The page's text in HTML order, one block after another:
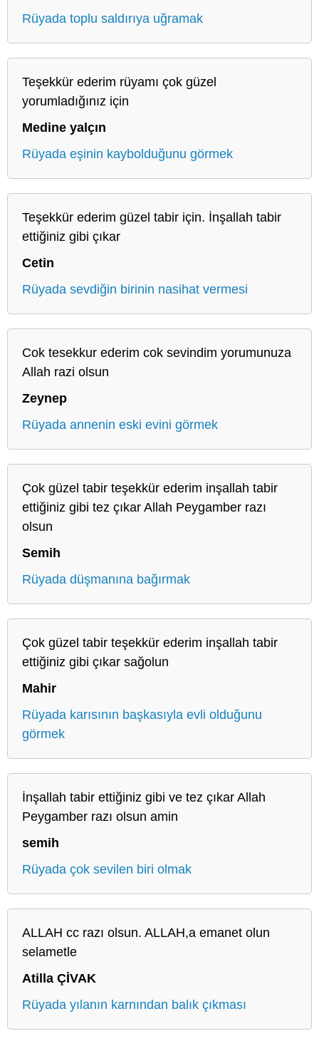
Rüyada toplu saldırıya uğramak
Teşekkür ederim rüyamı çok güzel
yorumladığınız için
Medine yalçın
Rüyada eşinin kaybolduğunu görmek
Teşekkür ederim güzel tabir için. İnşallah tabir
ettiğiniz gibi çıkar
Cetin
Rüyada sevdiğin birinin nasihat vermesi
Cok tesekkur ederim cok sevindim yorumunuza
Allah razi olsun
Zeynep
Rüyada annenin eski evini görmek
Çok güzel tabir teşekkür ederim inşallah tabir
ettiğiniz gibi tez çıkar Allah Peygamber razı
olsun
Semih
Rüyada düşmanına bağırmak
Çok güzel tabir teşekkür ederim inşallah tabir
ettiğiniz gibi çıkar sağolun
Mahir
Rüyada karısının başkasıyla evli olduğunu
görmek
İnşallah tabir ettiğiniz gibi ve tez çıkar Allah
Peygamber razı olsun amin
semih
Rüyada çok sevilen biri olmak
ALLAH cc razı olsun. ALLAH,a emanet olun
selametle
Atilla ÇİVAK
Rüyada yılanın karnından balık çıkması